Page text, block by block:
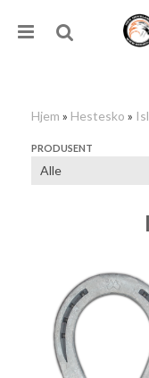
Hjem » Hestesko »
PRODUSENT